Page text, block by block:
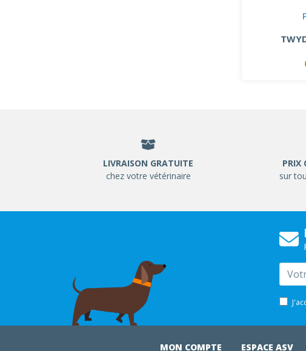
LIVRAISON GRATUITE
chez votre vétérinaire
PRIX
sur
Email
MON COMPTE ESPACE ASV